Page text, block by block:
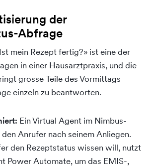
der
Abfrage
mein Rezept fertig?» ist eine der
in einer Hausarztpraxis, und die
grosse Teile des Vormittags
einzeln zu beantworten.
Ein Virtual Agent im Nimbus-
Anrufer nach seinem Anliegen.
den Rezeptstatus wissen will, nutzt
Power Automate, um das EMIS-,